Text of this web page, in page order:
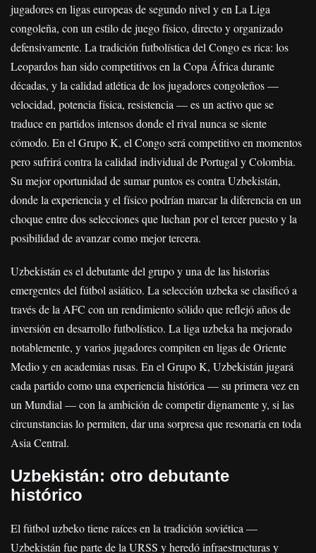
jugadores en ligas europeas de segundo nivel y en La Liga
congoleña, con un estilo de juego físico, directo y organizado
defensivamente. La tradición futbolística del Congo es rica: los
Leopardos han sido competitivos en la Copa África durante
décadas, y la calidad atlética de los jugadores congoleños —
velocidad, potencia física, resistencia — es un activo que se
traduce en partidos intensos donde el rival nunca se siente
cómodo. En el Grupo K, el Congo será competitivo en momentos
pero sufrirá contra la calidad individual de Portugal y Colombia.
Su mejor oportunidad de sumar puntos es contra Uzbekistán,
donde la experiencia y el físico podrían marcar la diferencia en un
choque entre dos selecciones que luchan por el tercer puesto y la
posibilidad de avanzar como mejor tercera.
Uzbekistán es el debutante del grupo y una de las historias
emergentes del fútbol asiático. La selección uzbeka se clasificó a
través de la AFC con un rendimiento sólido que reflejó años de
inversión en desarrollo futbolístico. La liga uzbeka ha mejorado
notablemente, y varios jugadores compiten en ligas de Oriente
Medio y en academias rusas. En el Grupo K, Uzbekistán jugará
cada partido como una experiencia histórica — su primera vez en
un Mundial — con la ambición de competir dignamente y, si las
circunstancias lo permiten, dar una sorpresa que resonaría en toda
Asia Central.
Uzbekistán: otro debutante
histórico
El fútbol uzbeko tiene raíces en la tradición soviética —
Uzbekistán fue parte de la URSS y heredó infraestructuras y